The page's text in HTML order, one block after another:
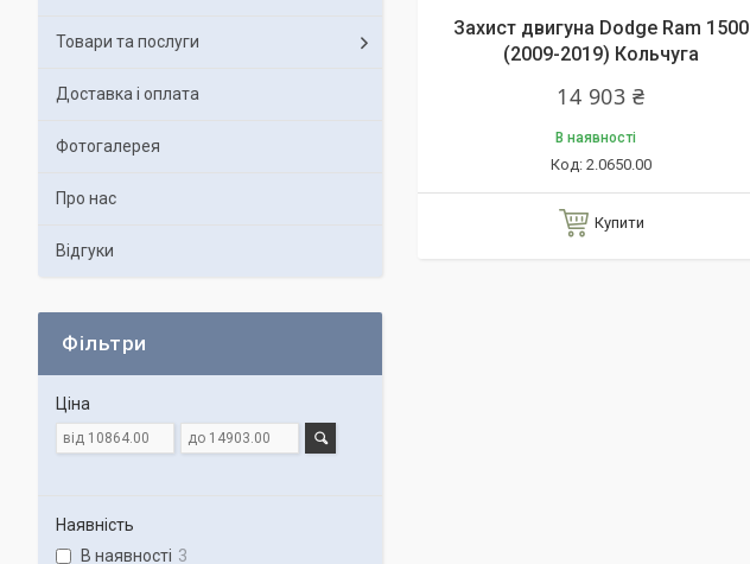
Захист двигуна Dodge Ram 1500
(2009-2019) Кольчуга
14 903 ₴
В наявності
2.0650.00
Купити
Товари та послуги
Доставка і оплата
Фотогалерея
Про нас
Відгуки
Фільтри
Ціна
Наявність
В наявності 3